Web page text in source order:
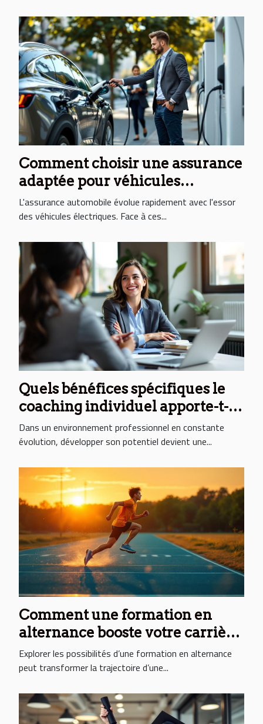
Comment choisir une assurance
adaptée pour véhicules
électriques ?
L'assurance automobile évolue rapidement avec l'essor
des véhicules électriques. Face à ces...
Quels bénéfices spécifiques le
coaching individuel apporte-t-il
aux professionnels ?
Dans un environnement professionnel en constante
évolution, développer son potentiel devient une...
Comment une formation en
alternance booste votre carrière
sportive ?
Explorer les possibilités d’une formation en alternance
peut transformer la trajectoire d’une...